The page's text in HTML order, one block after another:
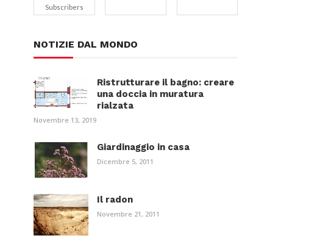
Subscribers
NOTIZIE DAL MONDO
Ristrutturare il bagno: creare
una doccia in muratura
rialzata
Novembre 13, 2019
Giardinaggio in casa
Dicembre 5, 2011
Il radon
Novembre 21, 2011